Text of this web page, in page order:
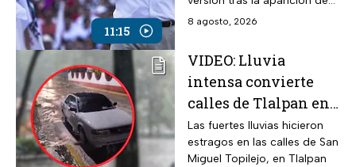
11:15
nuevas pruebas. ¿Qué
8 agosto, 2026
VIDEO: Lluvia
intensa convierte
calles de Tlalpan en
ríos
Las fuertes lluvias hicieron
estragos en las calles de San
Miguel Topilejo, en Tlalpan